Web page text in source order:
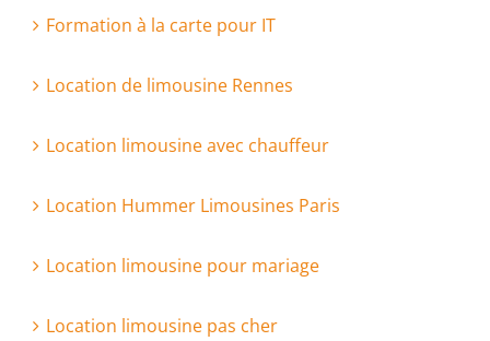
Formation à la carte pour IT
Location de limousine Rennes
Location limousine avec chauffeur
Location Hummer Limousines Paris
Location limousine pour mariage
Location limousine pas cher